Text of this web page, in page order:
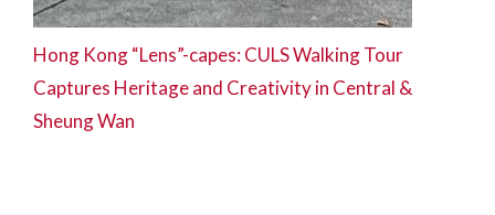
Hong Kong “Lens”-capes: CULS Walking Tour
Captures Heritage and Creativity in Central &
Sheung Wan